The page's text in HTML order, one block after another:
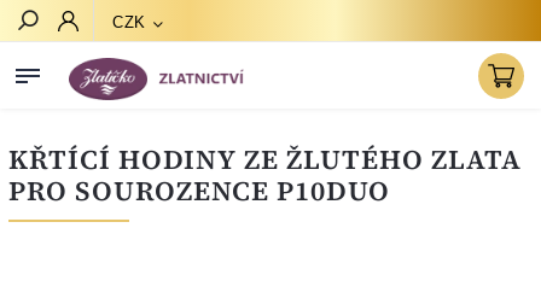
CZK
KŘTÍCÍ HODINY ZE ŽLUTÉHO ZLATA
PRO SOUROZENCE P10DUO